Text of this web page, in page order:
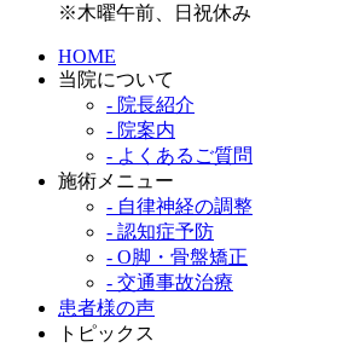
※木曜午前、日祝休み
HOME
当院について
- 院長紹介
- 院案内
- よくあるご質問
施術メニュー
- 自律神経の調整
- 認知症予防
- O脚・骨盤矯正
- 交通事故治療
患者様の声
トピックス